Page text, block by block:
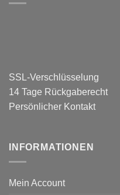
SSL-Verschlüsselung
14 Tage Rückgaberecht
Persönlicher Kontakt
INFORMATIONEN
Mein Account